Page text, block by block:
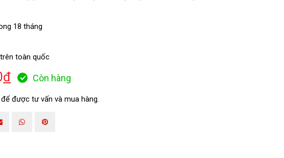
18 tháng
toàn quốc
đ Còn hàng
để được tư vấn và mua hàng.